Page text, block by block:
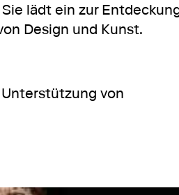
lädt ein zur
Design und Kunst.
von